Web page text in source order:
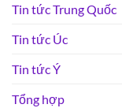
Tin tức Trung Quốc
Tin tức Úc
Tin tức Ý
Tổng hợp